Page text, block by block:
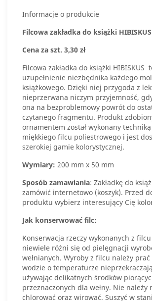
Informacje o produkcie
Filcowa zakładka do książki HIBISKUS
Cena za szt. 3,30 zł
Filcowa zakładka do książki HIBISKUS
uzupełnienie niezbędnika każdego
książkowego. Dzięki niej przygoda z
nieprzerwana niczym przyjemność,
ona na bezproblemowy powrót do
czytanego fragmentu. Produkt
ornamentem został wykonany
miękkiego filcu poliestrowego i jest
szerokiej gamie kolorystycznej.
Wymiary: 200 mm x 50 mm
Sposób zamawiania: Zakładkę do
zamówić internetowo (koszyk). Przed
produktu wybierz interesujący Cię
Jak konserwować filc:
Konserwacja rzeczy wykonanych z
niewiele różni się od pielęgnacji
wełnianych. Wyroby z filcu należy
wodzie o temperaturze
używając delikatnych środków
przeznaczonych dla wełny. Nie należy
chlorować oraz wirować. Suszyć w